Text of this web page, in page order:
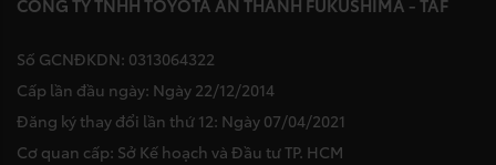
Số GCNĐKDN: 0313064322
Cấp lần đầu ngày: Ngày 22/12/2014
Đăng ký thay đổi lần thứ 12: Ngày 07/04/2021
Cơ quan cấp: Sở Kế hoạch và Đầu tư TP. HCM